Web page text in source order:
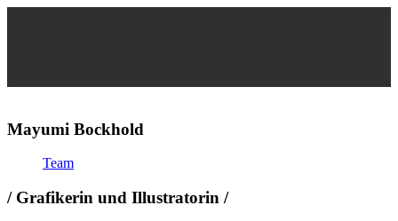
Mayumi Bockhold
Team
/ Grafikerin und Illustratorin /